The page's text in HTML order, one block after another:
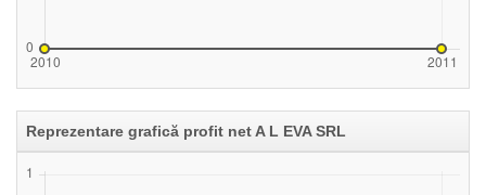
Reprezentare grafică profit net A L EVA SRL